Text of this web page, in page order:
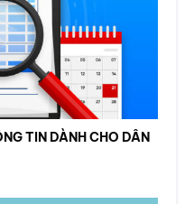
TIN DÀNH CHO DÂN